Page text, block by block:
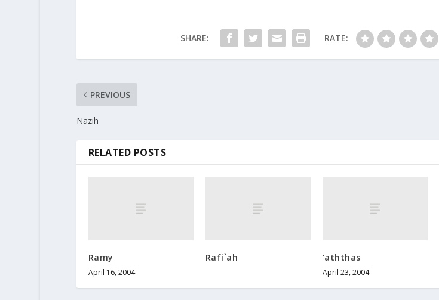
SHARE: RATE:
PREVIOUS
Nazih
RELATED POSTS
Ramy
April 16, 2004
Rafi`ah ‘aththas
April 23, 2004